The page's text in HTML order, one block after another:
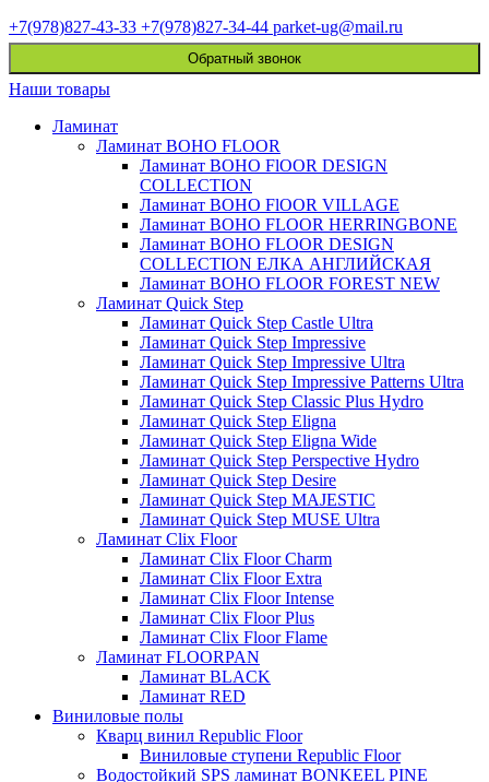
+7(978)827-43-33 +7(978)827-34-44 parket-ug@mail.ru
Обратный звонок
Наши товары
Ламинат
Ламинат BOHO FLOOR
Ламинат BOHO FlOOR DESIGN
COLLECTION
Ламинат BOHO FlOOR VILLAGE
Ламинат BOHO FLOOR HERRINGBONE
Ламинат BOHO FLOOR DESIGN
COLLECTION ЕЛКА АНГЛИЙСКАЯ
Ламинат BOHO FLOOR FOREST NEW
Ламинат Quick Step
Ламинат Quick Step Castle Ultra
Ламинат Quick Step Impressive
Ламинат Quick Step Impressive Ultra
Ламинат Quick Step Impressive Patterns Ultra
Ламинат Quick Step Classic Plus Hydro
Ламинат Quick Step Eligna
Ламинат Quick Step Eligna Wide
Ламинат Quick Step Perspective Hydro
Ламинат Quick Step Desire
Ламинат Quick Step MAJESTIC
Ламинат Quick Step MUSE Ultra
Ламинат Clix Floor
Ламинат Clix Floor Charm
Ламинат Clix Floor Extra
Ламинат Clix Floor Intense
Ламинат Clix Floor Plus
Ламинат Clix Floor Flame
Ламинат FLOORPAN
Ламинат BLACK
Ламинат RED
Виниловые полы
Кварц винил Republic Floor
Виниловые ступени Republic Floor
Водостойкий SPS ламинат BONKEEL PINE